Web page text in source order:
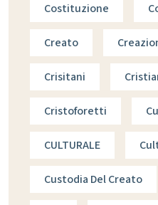
Costituzione
Creato
Crisitani
Cristoforetti
CULTURALE
Custodia Del Creato